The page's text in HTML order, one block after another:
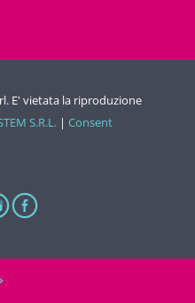
E' vietata la riproduzione
S.R.L. | Consent